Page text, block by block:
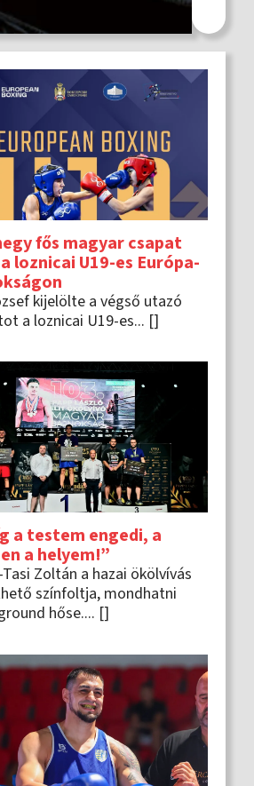
fős magyar csapat
loznicai U19-es Európa-
kijelölte a végső utazó
a loznicai U19-es... []
a testem engedi, a
a helyem!”
Zoltán a hazai ökölvívás
színfoltja, mondhatni
hőse.... []